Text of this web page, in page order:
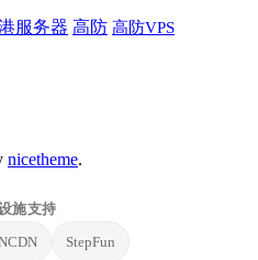
服务器 高防 高防VPS
nicetheme.
施支持
StepFun